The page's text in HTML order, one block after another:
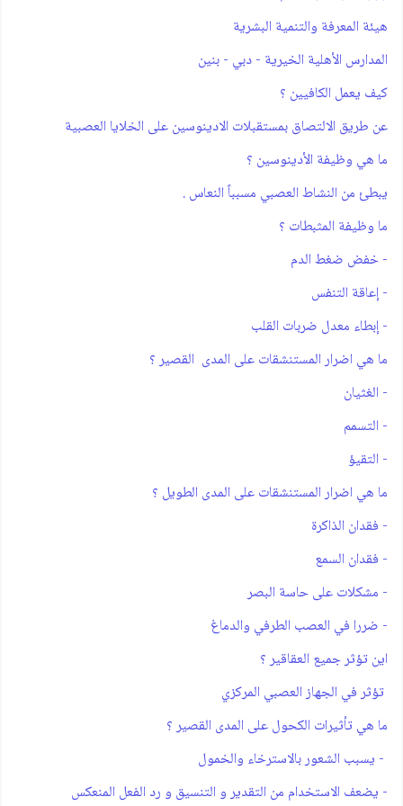
هيئة المعرفة والتنمية البشرية
المدارس الأهلية الخيرية - دبي - بنين
كيف يعمل الكافيين ؟
عن طريق الالتصاق بمستقبلات الادينوسين على الخلايا العصبية
ما هي وظيفة الأدينوسين ؟
يبطئ من النشاط العصبي مسبباً النعاس .
ما وظيفة المثبطات ؟
- خفض ضغط الدم
- إعاقة التنفس
- إبطاء معدل ضربات القلب
ما هي اضرار المستنشقات على المدى القصير ؟
- الغثيان
- التسمم
- التقيؤ
ما هي اضرار المستنشقات على المدى الطويل ؟
- فقدان الذاكرة
- فقدان السمع
- مشكلات على حاسة البصر
- ضررا في العصب الطرفي والدماغ
اين تؤثر جميع العقاقير ؟
تؤثر في الجهاز العصبي المركزي
ما هي تأثيرات الكحول على المدى القصير ؟
- يسبب الشعور بالاسترخاء والخمول
- يضعف الاستخدام من التقدير و التنسيق و رد الفعل المنعكس